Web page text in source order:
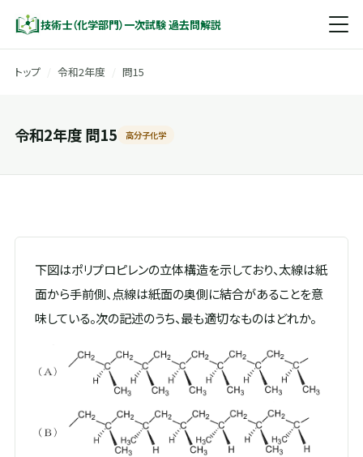
技術士（化学部門）一次試験 過去問解説
トップ 令和2年度 問15
令和2年度 問15 高分子化学
下図はポリプロピレンの立体構造を示しており、太線は紙
面から手前側、点線は紙面の奥側に結合があることを意
味している。次の記述のうち、最も適切なものはどれか。